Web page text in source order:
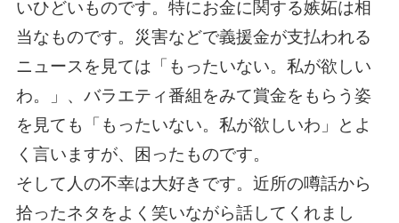
いひどいものです。特にお金に関する嫉妬は相
当なものです。災害などで義援金が支払われる
ニュースを見ては「もったいない。私が欲しい
わ。」、バラエティ番組をみて賞金をもらう姿
を見ても「もったいない。私が欲しいわ」とよ
く言いますが、困ったものです。
そして人の不幸は大好きです。近所の噂話から
拾ったネタをよく笑いながら話してくれまし